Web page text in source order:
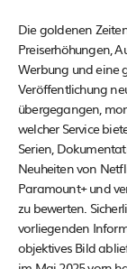
Die goldenen
Preiserhöhungen,
Werbung und eine
Veröffentlichung
übergegangen,
welcher Service
Serien,
Neuheiten von
Paramount+ und
zu bewerten.
vorliegenden
objektives Bild